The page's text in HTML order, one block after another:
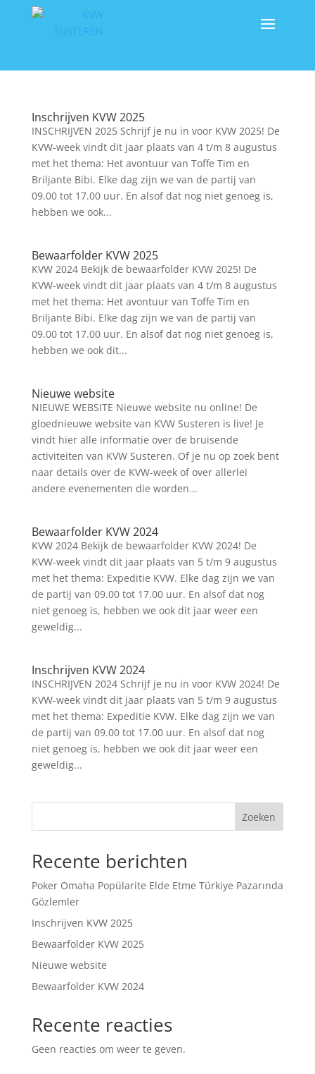
Inschrijven KVW 2025
INSCHRIJVEN 2025 Schrijf je nu in voor KVW 2025! De
KVW-week vindt dit jaar plaats van 4 t/m 8 augustus
met het thema: Het avontuur van Toffe Tim en
Briljante Bibi. Elke dag zijn we van de partij van
09.00 tot 17.00 uur. En alsof dat nog niet genoeg is,
hebben we ook...
Bewaarfolder KVW 2025
KVW 2024 Bekijk de bewaarfolder KVW 2025! De
KVW-week vindt dit jaar plaats van 4 t/m 8 augustus
met het thema: Het avontuur van Toffe Tim en
Briljante Bibi. Elke dag zijn we van de partij van
09.00 tot 17.00 uur. En alsof dat nog niet genoeg is,
hebben we ook dit...
Nieuwe website
NIEUWE WEBSITE Nieuwe website nu online! De
gloednieuwe website van KVW Susteren is live! Je
vindt hier alle informatie over de bruisende
activiteiten van KVW Susteren. Of je nu op zoek bent
naar details over de KVW-week of over allerlei
andere evenementen die worden...
Bewaarfolder KVW 2024
KVW 2024 Bekijk de bewaarfolder KVW 2024! De
KVW-week vindt dit jaar plaats van 5 t/m 9 augustus
met het thema: Expeditie KVW. Elke dag zijn we van
de partij van 09.00 tot 17.00 uur. En alsof dat nog
niet genoeg is, hebben we ook dit jaar weer een
geweldig...
Inschrijven KVW 2024
INSCHRIJVEN 2024 Schrijf je nu in voor KVW 2024! De
KVW-week vindt dit jaar plaats van 5 t/m 9 augustus
met het thema: Expeditie KVW. Elke dag zijn we van
de partij van 09.00 tot 17.00 uur. En alsof dat nog
niet genoeg is, hebben we ook dit jaar weer een
geweldig...
Zoeken
Recente berichten
Poker Omaha Popülarite Elde Etme Türkiye Pazarında
Gözlemler
Inschrijven KVW 2025
Bewaarfolder KVW 2025
Nieuwe website
Bewaarfolder KVW 2024
Recente reacties
Geen reacties om weer te geven.